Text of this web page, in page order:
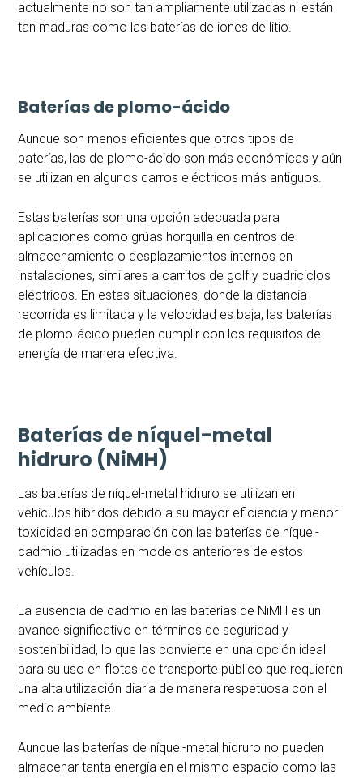
actualmente no son tan ampliamente utilizadas ni están
tan maduras como las baterías de iones de litio.
Baterías de plomo-ácido
Aunque son menos eficientes que otros tipos de
baterías, las de plomo-ácido son más económicas y aún
se utilizan en algunos carros eléctricos más antiguos.
Estas baterías son una opción adecuada para
aplicaciones como grúas horquilla en centros de
almacenamiento o desplazamientos internos en
instalaciones, similares a carritos de golf y cuadriciclos
eléctricos. En estas situaciones, donde la distancia
recorrida es limitada y la velocidad es baja, las baterías
de plomo-ácido pueden cumplir con los requisitos de
energía de manera efectiva.
Baterías de níquel-metal
hidruro (NiMH)
Las baterías de níquel-metal hidruro se utilizan en
vehículos híbridos debido a su mayor eficiencia y menor
toxicidad en comparación con las baterías de níquel-
cadmio utilizadas en modelos anteriores de estos
vehículos.
La ausencia de cadmio en las baterías de NiMH es un
avance significativo en términos de seguridad y
sostenibilidad, lo que las convierte en una opción ideal
para su uso en flotas de transporte público que requieren
una alta utilización diaria de manera respetuosa con el
medio ambiente.
Aunque las baterías de níquel-metal hidruro no pueden
almacenar tanta energía en el mismo espacio como las